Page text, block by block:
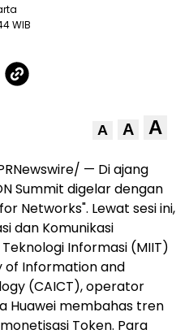
WIB
A A A
— Di ajang
Summit digelar dengan
Networks". Lewat sesi ini,
dan Komunikasi
Informasi (MIIT)
of Information and
(CAICT), operator
Huawei membahas tren
Token. Para